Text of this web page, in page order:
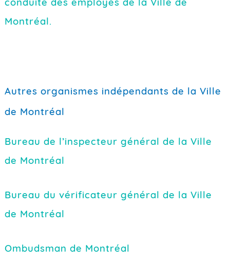
Montréal.
Autres organismes indépendants de la Ville
de Montréal
Bureau de l’inspecteur général de la Ville
de Montréal
Bureau du vérificateur général de la Ville
de Montréal
Ombudsman de Montréal